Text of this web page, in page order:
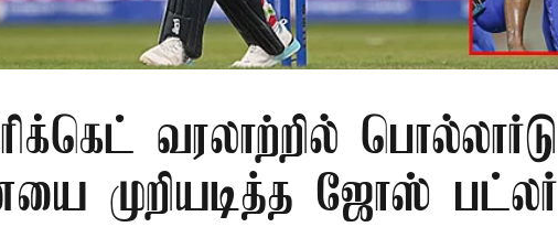
வரலாற்றில் பொல்லார்டு
முறியடித்த ஜோஸ் பட்லர்